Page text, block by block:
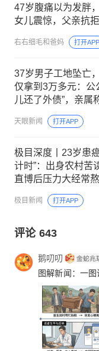
47岁腹痛以为发胖
女儿震惊，父亲抗
右右细毛和爸妈 打开APP
37岁男子工地坠亡
仅拿到3万多元：公
儿还了外债”，亲属
了”，女方已报警
天眼新闻 打开APP
极目深度丨23岁患
计时”：出身农村苦
直博后压力大经常
极目新闻 打开APP
评论 643
鹅叨叨
图解新闻：一图